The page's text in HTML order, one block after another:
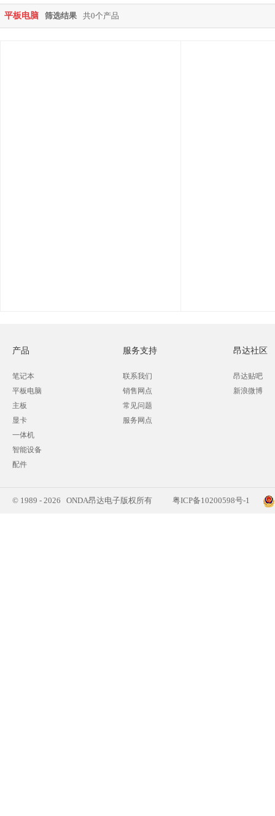
平板电脑 筛选结果 共0个产品
产品
笔记本
平板电脑
主板
显卡
一体机
智能设备
配件
服务支持
联系我们
销售网点
常见问题
服务网点
昂达社区
昂达贴吧
新浪微博
© 1989 - 2026 ONDA昂达电子版权所有 粤ICP备10200598号-1